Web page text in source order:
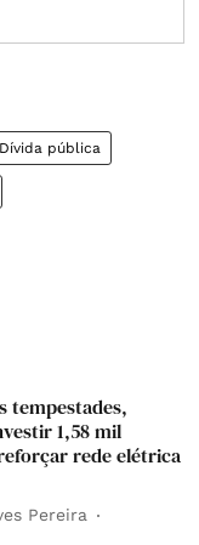
Dívida pública
tempestades,
1,58 mil
rede elétrica
Pereira